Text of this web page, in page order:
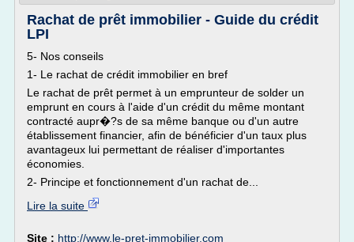
Rachat de prêt immobilier - Guide du crédit
LPI
5- Nos conseils
1- Le rachat de crédit immobilier en bref
Le rachat de prêt permet à un emprunteur de solder un
emprunt en cours à l'aide d'un crédit du même montant
contracté aupr�?s de sa même banque ou d'un autre
établissement financier, afin de bénéficier d'un taux plus
avantageux lui permettant de réaliser d'importantes
économies.
2- Principe et fonctionnement d'un rachat de...
Lire la suite
Site : http://www.le-pret-immobilier.com